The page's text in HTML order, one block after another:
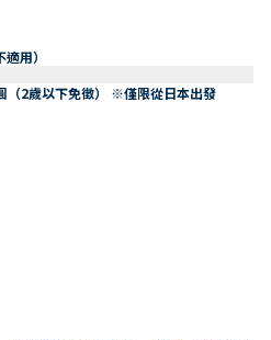
用）
（2歲以下免徵） ※僅限從日本出發